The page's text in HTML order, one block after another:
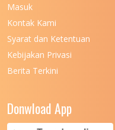
UNIVERSITAS
UNIVERSITAS
UNIVERSITAS
UNIVERSITAS
Masuk
Kontak Kami
Syarat dan Ketentuan
Kebijakan Privasi
Berita Terkini
Donwload App